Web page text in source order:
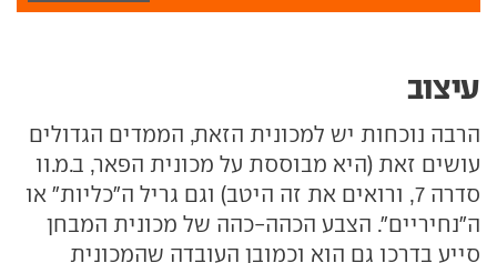
עיצוב
הרבה נוכחות יש למכונית הזאת, הממדים הגדולים
עושים זאת (היא מבוססת על מכונית הפאר, ב.מ.וו
סדרה 7, ורואים את זה היטב) וגם גריל ה"כליות" או
ה"נחיריים". הצבע הכהה-כהה של מכונית המבחן
סייע בדרכו גם הוא וכמובן העובדה שהמכונית